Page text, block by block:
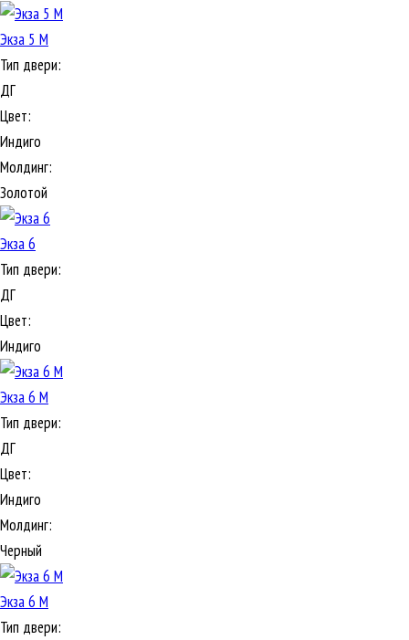
Экза 5 М
Тип двери:
ДГ
Цвет:
Индиго
Молдинг:
Золотой
Экза 6
Тип двери:
ДГ
Цвет:
Индиго
Экза 6 М
Тип двери:
ДГ
Цвет:
Индиго
Молдинг:
Черный
Экза 6 М
Тип двери: